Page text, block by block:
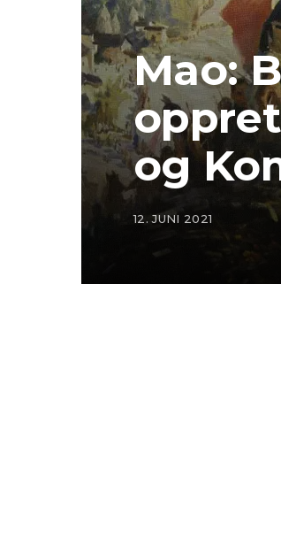
Mao:
og
12. JUNI 2021